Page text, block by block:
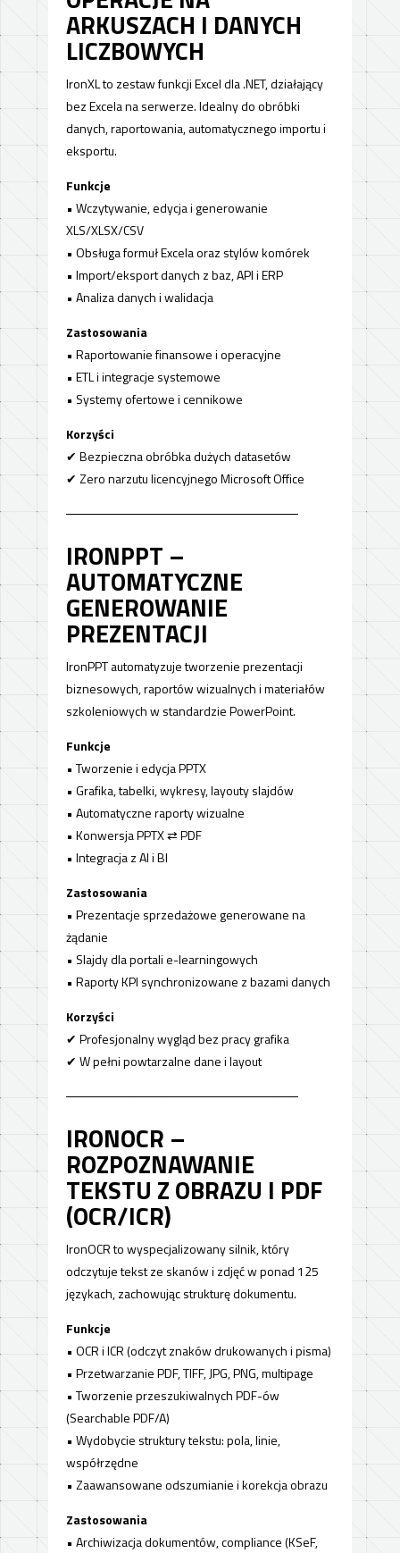
ARKUSZACH I DANYCH
LICZBOWYCH
IronXL to zestaw funkcji Excel dla .NET, działający
bez Excela na serwerze. Idealny do obróbki
danych, raportowania, automatycznego importu i
eksportu.
Funkcje
• Wczytywanie, edycja i generowanie
XLS/XLSX/CSV
• Obsługa formuł Excela oraz stylów komórek
• Import/eksport danych z baz, API i ERP
• Analiza danych i walidacja
Zastosowania
• Raportowanie finansowe i operacyjne
• ETL i integracje systemowe
• Systemy ofertowe i cennikowe
Korzyści
✔ Bezpieczna obróbka dużych datasetów
✔ Zero narzutu licencyjnego Microsoft Office
──────────────────────────
IRONPPT –
AUTOMATYCZNE
GENEROWANIE
PREZENTACJI
IronPPT automatyzuje tworzenie prezentacji
biznesowych, raportów wizualnych i materiałów
szkoleniowych w standardzie PowerPoint.
Funkcje
• Tworzenie i edycja PPTX
• Grafika, tabelki, wykresy, layouty slajdów
• Automatyczne raporty wizualne
• Konwersja PPTX ⇄ PDF
• Integracja z AI i BI
Zastosowania
• Prezentacje sprzedażowe generowane na
żądanie
• Slajdy dla portali e-learningowych
• Raporty KPI synchronizowane z bazami danych
Korzyści
✔ Profesjonalny wygląd bez pracy grafika
✔ W pełni powtarzalne dane i layout
──────────────────────────
IRONOCR –
ROZPOZNAWANIE
TEKSTU Z OBRAZU I PDF
(OCR/ICR)
IronOCR to wyspecjalizowany silnik, który
odczytuje tekst ze skanów i zdjęć w ponad 125
językach, zachowując strukturę dokumentu.
Funkcje
• OCR i ICR (odczyt znaków drukowanych i pisma)
• Przetwarzanie PDF, TIFF, JPG, PNG, multipage
• Tworzenie przeszukiwalnych PDF-ów
(Searchable PDF/A)
• Wydobycie struktury tekstu: pola, linie,
współrzędne
• Zaawansowane odszumianie i korekcja obrazu
Zastosowania
• Archiwizacja dokumentów, compliance (KSeF,